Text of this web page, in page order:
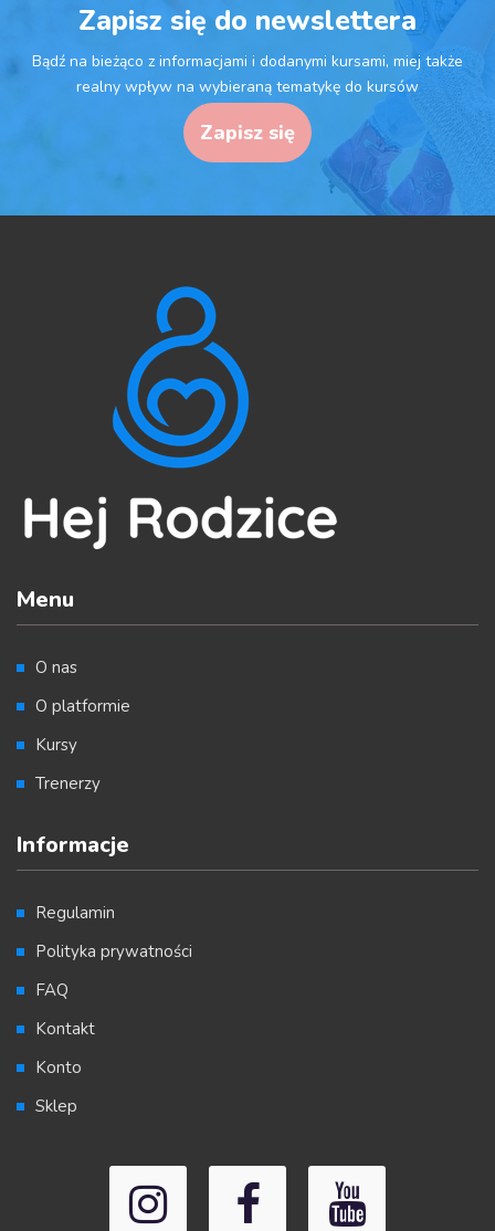
Zapisz się do newslettera
Bądź na bieżąco z informacjami i dodanymi kursami, miej także
realny wpływ na wybieraną tematykę do kursów
Zapisz się
Menu
O nas
O platformie
Kursy
Trenerzy
Informacje
Regulamin
Polityka prywatności
FAQ
Kontakt
Konto
Sklep